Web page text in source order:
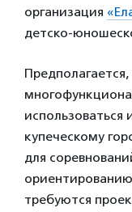
организация
детско-
Предполагается,
использоваться
купеческому
для
требуются